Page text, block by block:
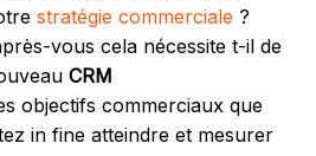
stratégie commerciale ?
vous cela nécessite t-il de
CRM
objectifs commerciaux que
in fine atteindre et mesurer